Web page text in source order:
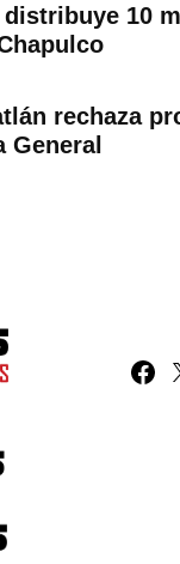
10
rechaza
General